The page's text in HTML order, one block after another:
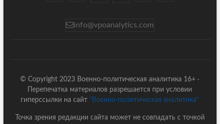
info@vpoanalytics.com
© Copyright 2023 Военно-политическая аналитика 16+ ·
Перепечатка материалов разрешается при условии
гиперссылки на сайт "Военно-политическая аналитика"
Точка зрения редакции сайта может не совпадать с точкой